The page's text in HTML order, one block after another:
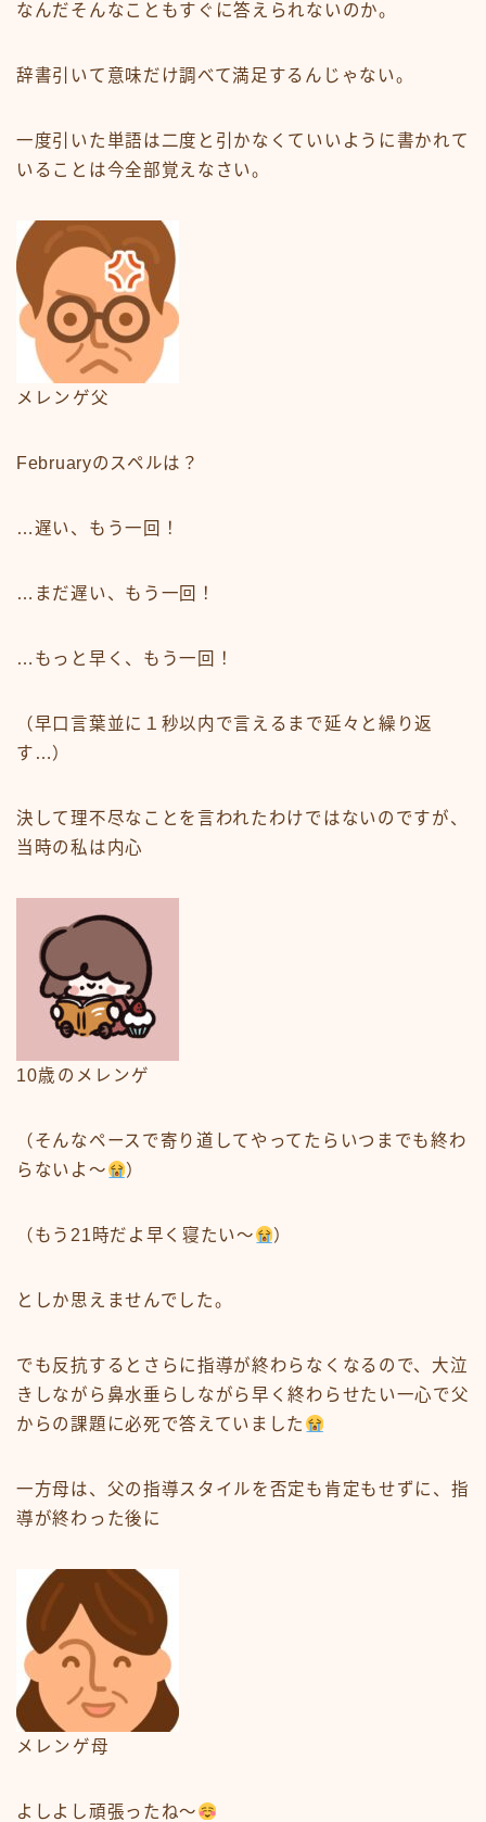
なんだそんなこともすぐに答えられないのか。
辞書引いて意味だけ調べて満足するんじゃない。
一度引いた単語は二度と引かなくていいように書かれて
いることは今全部覚えなさい。
メレンゲ父
Februaryのスペルは？
…遅い、もう一回！
…まだ遅い、もう一回！
…もっと早く、もう一回！
（早口言葉並に１秒以内で言えるまで延々と繰り返
す…）
決して理不尽なことを言われたわけではないのですが、
当時の私は内心
10歳のメレンゲ
（そんなペースで寄り道してやってたらいつまでも終わ
らないよ〜
）
（もう21時だよ早く寝たい〜 ）
としか思えませんでした。
でも反抗するとさらに指導が終わらなくなるので、大泣
きしながら鼻水垂らしながら早く終わらせたい一心で父
からの課題に必死で答えていました
一方母は、父の指導スタイルを否定も肯定もせずに、指
導が終わった後に
メレンゲ母
よしよし頑張ったね〜